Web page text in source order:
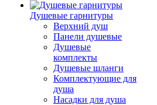
Душевые гарнитуры
Верхний душ
Панели душевые
Душевые
комплекты
Душевые шланги
Комплектующие для
душа
Насадки для душа